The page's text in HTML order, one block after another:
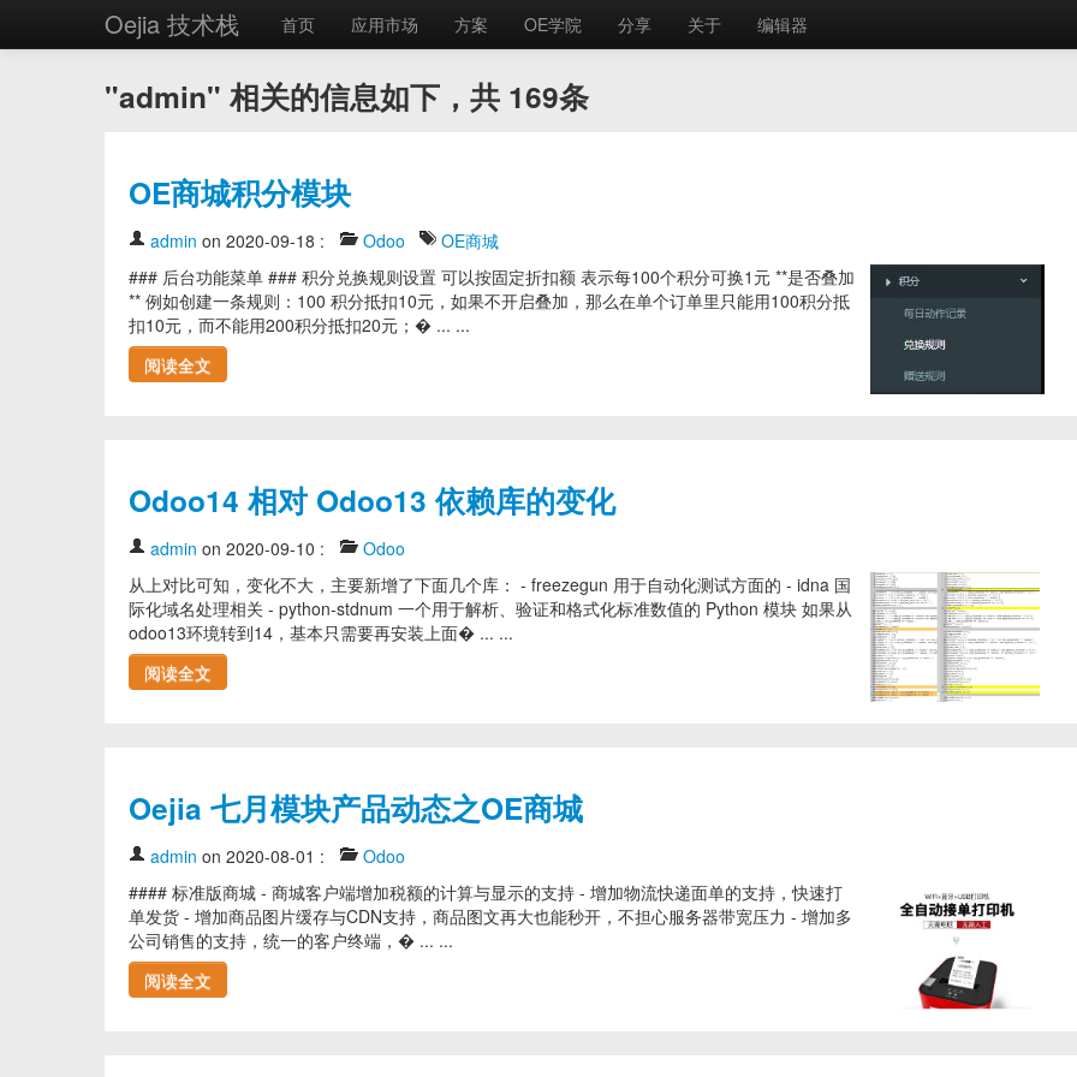
Oejia 技术栈 首页 应用市场 方案 OE学院 分享 关于 编辑器
"admin" 相关的信息如下，共 169条
OE商城积分模块
admin on 2020-09-18 : Odoo
OE商城
### 后台功能菜单 ### 积分兑换规则设置 可以按固定折扣额 表示每100个积分可换1元 **是否叠加
** 例如创建一条规则：100 积分抵扣10元，如果不开启叠加，那么在单个订单里只能用100积分抵
扣10元，而不能用200积分抵扣20元；� ... ...
阅读全文
Odoo14 相对 Odoo13 依赖库的变化
admin on 2020-09-10 :
Odoo
从上对比可知，变化不大，主要新增了下面几个库： - freezegun 用于自动化测试方面的 - idna 国
际化域名处理相关 - python-stdnum 一个用于解析、验证和格式化标准数值的 Python 模块 如果从
odoo13环境转到14，基本只需要再安装上面� ... ...
阅读全文
Oejia 七月模块产品动态之OE商城
admin on 2020-08-01 :
Odoo
#### 标准版商城 - 商城客户端增加税额的计算与显示的支持 - 增加物流快递面单的支持，快速打
单发货 - 增加商品图片缓存与CDN支持，商品图文再大也能秒开，不担心服务器带宽压力 - 增加多
公司销售的支持，统一的客户终端，� ... ...
阅读全文